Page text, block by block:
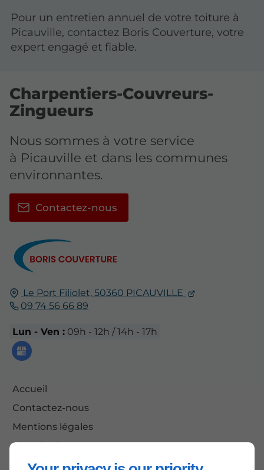
Pour un entretien annuel de votre toiture à
Picauville, contactez Boris Couverture, votre
expert engagé et fiable.
Le Port Filiolet, 50360 PICAUVILLE
09 74 56 66 89
Lun - Ven : 09h - 12h / 14h - 17h
Accueil
Contactez-nous
Mentions légales
Plan du site
Charpentiers-Couvreurs-
Zingueurs
Nous sommes à votre service
à Picauville et dans les communes
environnantes.
Contactez-nous